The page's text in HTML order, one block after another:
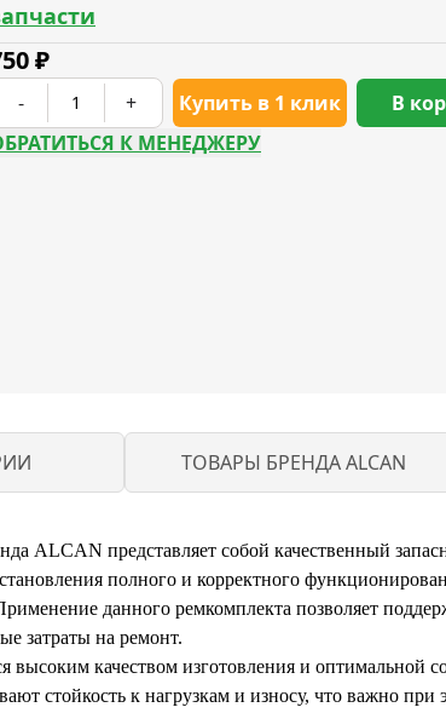
₽
- + Купить в 1 клик
В
К МЕНЕДЖЕРУ
ТОВАРЫ БРЕНДА ALCAN
ALCAN представляет собой качественный
полного и корректного
данного ремкомплекта позволяет
затраты на ремонт.
качеством изготовления и оптимальной
стойкость к нагрузкам и износу, что важно